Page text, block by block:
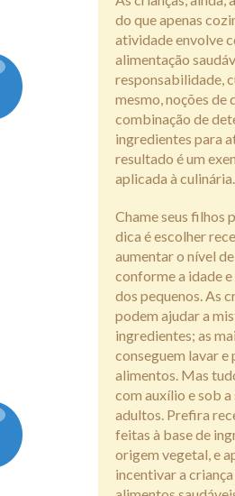
do que apenas
atividade envolve
alimentação
responsabilidade,
mesmo, noções de
combinação de
ingredientes para
resultado é um
aplicada à culinária.
Chame seus filhos
dica é escolher
aumentar o nível
conforme a idade
dos pequenos. As
podem ajudar a
ingredientes; as
conseguem lavar e
alimentos. Mas
com auxílio e sob
adultos. Prefira
feitas à base de
origem vegetal, e
incentivar a